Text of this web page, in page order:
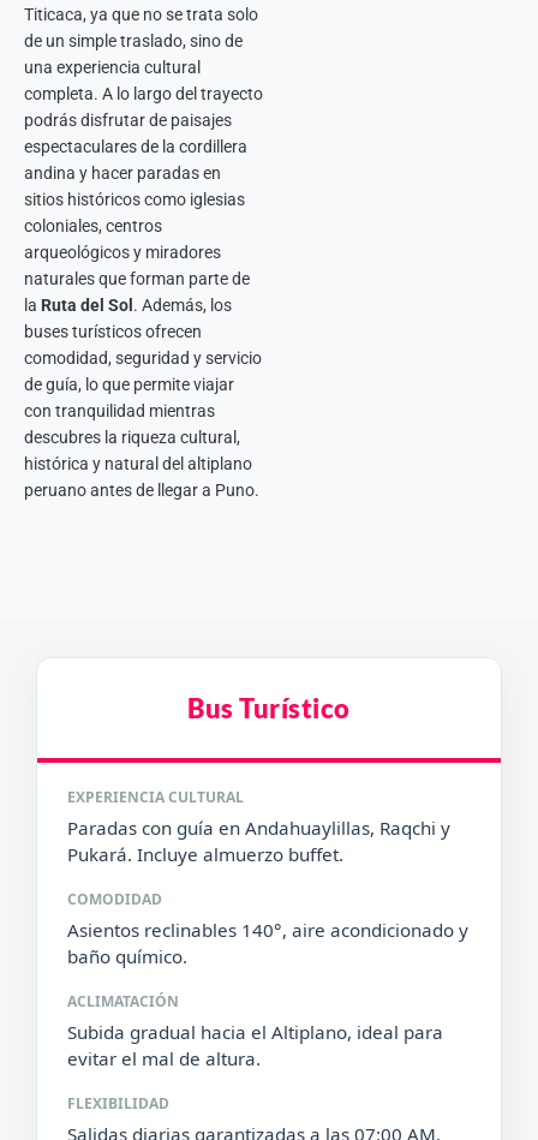
Titicaca, ya que no se trata solo
de un simple traslado, sino de
una experiencia cultural
completa. A lo largo del trayecto
podrás disfrutar de paisajes
espectaculares de la cordillera
andina y hacer paradas en
sitios históricos como iglesias
coloniales, centros
arqueológicos y miradores
naturales que forman parte de
la Ruta del Sol . Además, los
buses turísticos ofrecen
comodidad, seguridad y servicio
de guía, lo que permite viajar
con tranquilidad mientras
descubres la riqueza cultural,
histórica y natural del altiplano
peruano antes de llegar a Puno.
Bus Turístico
EXPERIENCIA CULTURAL
Paradas con guía en Andahuaylillas, Raqchi y
Pukará. Incluye almuerzo buffet.
COMODIDAD
Asientos reclinables 140°, aire acondicionado y
baño químico.
ACLIMATACIÓN
Subida gradual hacia el Altiplano, ideal para
evitar el mal de altura.
FLEXIBILIDAD
Salidas diarias garantizadas a las 07:00 AM.